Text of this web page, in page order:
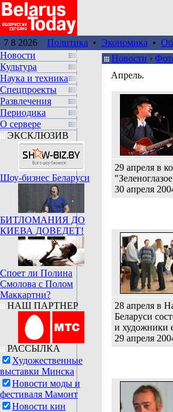
7 8 2026 Политика • Экономика •
Новости
Культура
Наука и техника
Спецпроекты
Развлечения
Периодика
О сервере
ЭКСКЛЮЗИВ
Шоу-бизнес Беларуси
БИТЛОМАНИЯ ДО
КИЕВА ДОВЕДЕТ!
Споет ли Полина
Смолова с Полом
Маккартни?
НАШ ПАРТНЕР
РАССЫЛКА
Художественные
выставки Минска
Новости моды и
фестиваля Мамонт
Новости кин
Новости ›
Апрель.
29 апреля в
30 апреля
28 апреля в
Беларуси
и
29 апреля